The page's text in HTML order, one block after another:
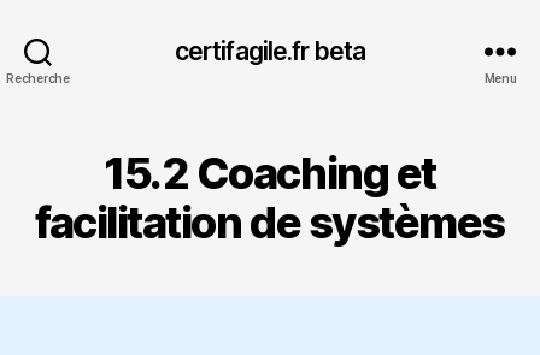
Recherche
certifagile.fr beta
Menu
15.2 Coaching et
facilitation de systèmes